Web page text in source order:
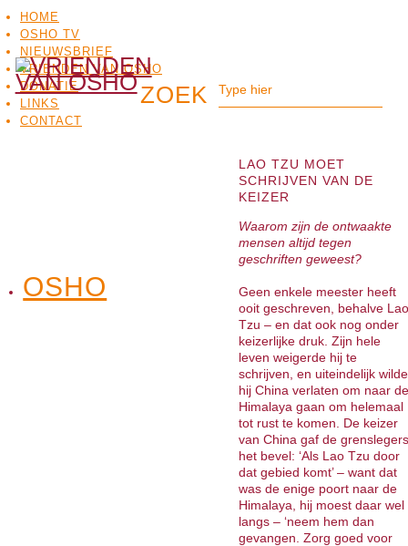
HOME
OSHO TV
NIEUWSBRIEF
VRIENDEN VAN OSHO
DONATIE
LINKS
CONTACT
OSHOOSHO MEDITATIE
LAO TZU MOET
SCHRIJVEN VAN DE
KEIZER
Waarom zijn de ontwaakte
mensen altijd tegen
geschriften geweest?
Geen enkele meester heeft
ooit geschreven, behalve Lao
Tzu – en dat ook nog onder
keizerlijke druk. Zijn hele
leven weigerde hij te
schrijven, en uiteindelijk wilde
hij China verlaten om naar de
Himalaya gaan om helemaal
tot rust te komen. De keizer
van China gaf de grenslegers
het bevel: ‘Als Lao Tzu door
dat gebied komt’ – want dat
was de enige poort naar de
Himalaya, hij moest daar wel
langs – ‘neem hem dan
gevangen. Zorg goed voor